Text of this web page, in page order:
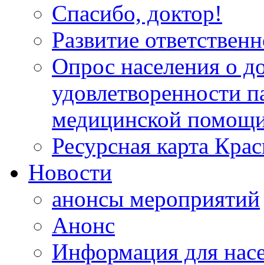
Спасибо, доктор!
Развитие
Опрос населения о
удовлетворенности
медицинской
Ресурсная карта
Новости
анонсы мероприятий
Анонс
Информация для